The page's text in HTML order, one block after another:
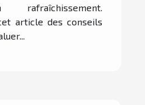
article des conseils